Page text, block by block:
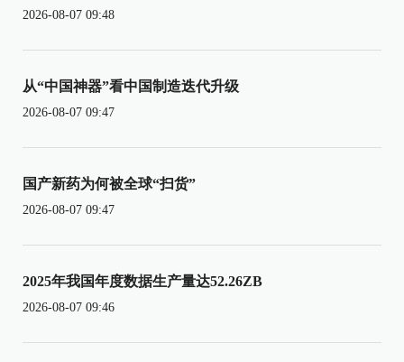
2026-08-07 09:48
从“中国神器”看中国制造迭代升级
2026-08-07 09:47
国产新药为何被全球“扫货”
2026-08-07 09:47
2025年我国年度数据生产量达52.26ZB
2026-08-07 09:46